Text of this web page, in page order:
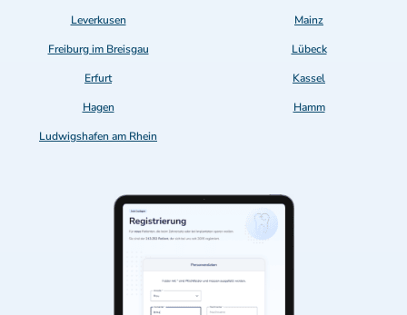
Leverkusen
Mainz
Freiburg im Breisgau
Lübeck
Erfurt
Kassel
Hagen
Hamm
Ludwigshafen am Rhein